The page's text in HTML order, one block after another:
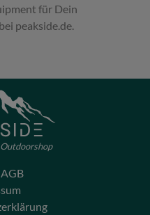
für Dein
peakside.de.